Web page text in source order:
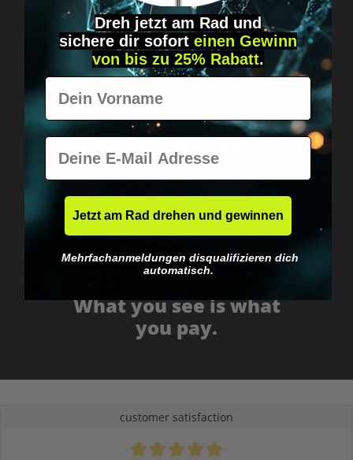
Worldwide shipping
Fast & neutrally packed.
What you see is what
you pay.
customer satisfaction
Dreh jetzt am Rad und
sichere dir sofort einen Gewinn
von bis zu 25% Rabatt.
Vorname
E-Mail
Jetzt am Rad drehen und gewinnen
Mehrfachanmeldungen disqualifizieren dich
automatisch.